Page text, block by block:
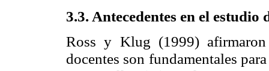
3.3. Antecedentes en el
Ross y Klug (1999)
docentes son fundamentales